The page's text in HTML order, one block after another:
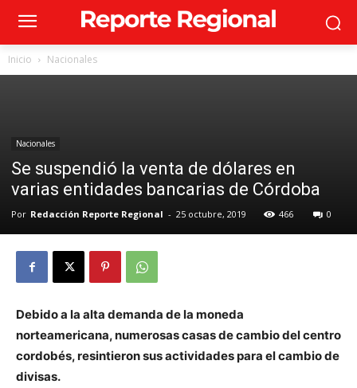
Inicio Nacionales
Nacionales
Se suspendió la venta de dólares en
varias entidades bancarias de Córdoba
Por Redacción Reporte Regional - 25 octubre, 2019 466 0
Debido a la alta demanda de la moneda
norteamericana, numerosas casas de cambio del centro
cordobés, resintieron sus actividades para el cambio de
divisas.